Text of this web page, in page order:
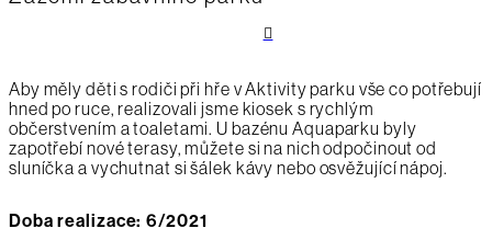
Aby měly děti s rodiči při hře v Aktivity parku vše co potřebují
hned po ruce, realizovali jsme kiosek s rychlým
občerstvením a toaletami. U bazénu Aquaparku byly
zapotřebí nové terasy, můžete si na nich odpočinout od
sluníčka a vychutnat si šálek kávy nebo osvěžující nápoj.
Doba realizace: 6/2021